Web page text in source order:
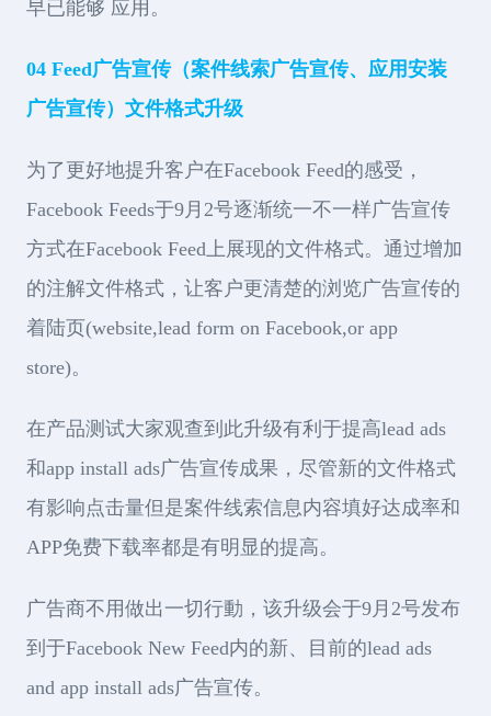
早已能够 应用。
04 Feed广告宣传（案件线索广告宣传、应用安装
广告宣传）文件格式升级
为了更好地提升客户在Facebook Feed的感受，
Facebook Feeds于9月2号逐渐统一不一样广告宣传
方式在Facebook Feed上展现的文件格式。通过增加
的注解文件格式，让客户更清楚的浏览广告宣传的
着陆页(website,lead form on Facebook,or app
store)。
在产品测试大家观查到此升级有利于提高lead ads
和app install ads广告宣传成果，尽管新的文件格式
有影响点击量但是案件线索信息内容填好达成率和
APP免费下载率都是有明显的提高。
广告商不用做出一切行動，该升级会于9月2号发布
到于Facebook New Feed内的新、目前的lead ads
and app install ads广告宣传。